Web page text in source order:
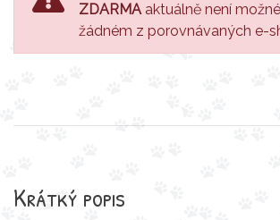
ZDARMAaktuálně není
žádném z porovnávaných e-
Krátký popis